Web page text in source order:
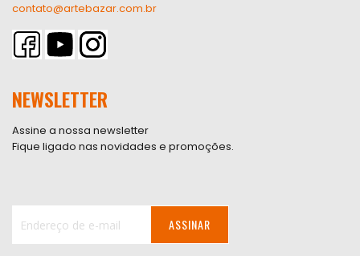
contato@artebazar.com.br
NEWSLETTER
Assine a nossa newsletter
Fique ligado nas novidades e promoções.
ASSINAR